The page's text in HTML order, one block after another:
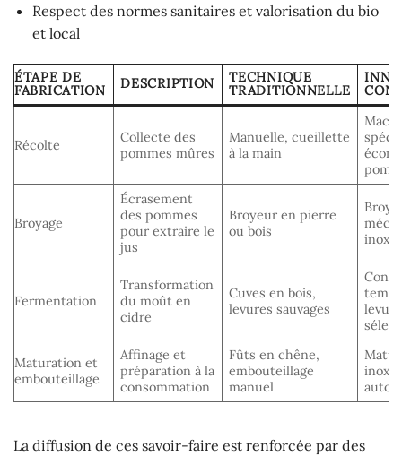
Respect des normes sanitaires et valorisation du bio
et local
ÉTAPE DE
FABRICATION
DESCRIPTION
TECHNIQUE
TRADITIONNELLE
Récolte
Collecte des
pommes mûres
Manuelle, cueillette
à la main
Broyage
Écrasement
des pommes
pour extraire le
jus
Broyeur en pierre
ou bois
Fermentation
Transformation
du moût en
cidre
Cuves en bois,
levures sauvages
Maturation et
embouteillage
Affinage et
préparation à la
consommation
Fûts en chêne,
embouteillage
manuel
inox,
La diffusion de ces savoir-faire est renforcée par des